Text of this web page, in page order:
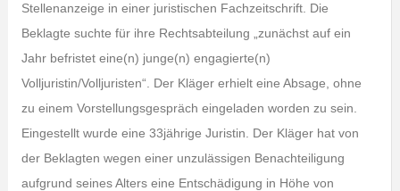
Stellenanzeige in einer juristischen Fachzeitschrift. Die
Beklagte suchte für ihre Rechtsabteilung „zunächst auf ein
Jahr befristet eine(n) junge(n) engagierte(n)
Volljuristin/Volljuristen“. Der Kläger erhielt eine Absage, ohne
zu einem Vorstellungsgespräch eingeladen worden zu sein.
Eingestellt wurde eine 33jährige Juristin. Der Kläger hat von
der Beklagten wegen einer unzulässigen Benachteiligung
aufgrund seines Alters eine Entschädigung in Höhe von